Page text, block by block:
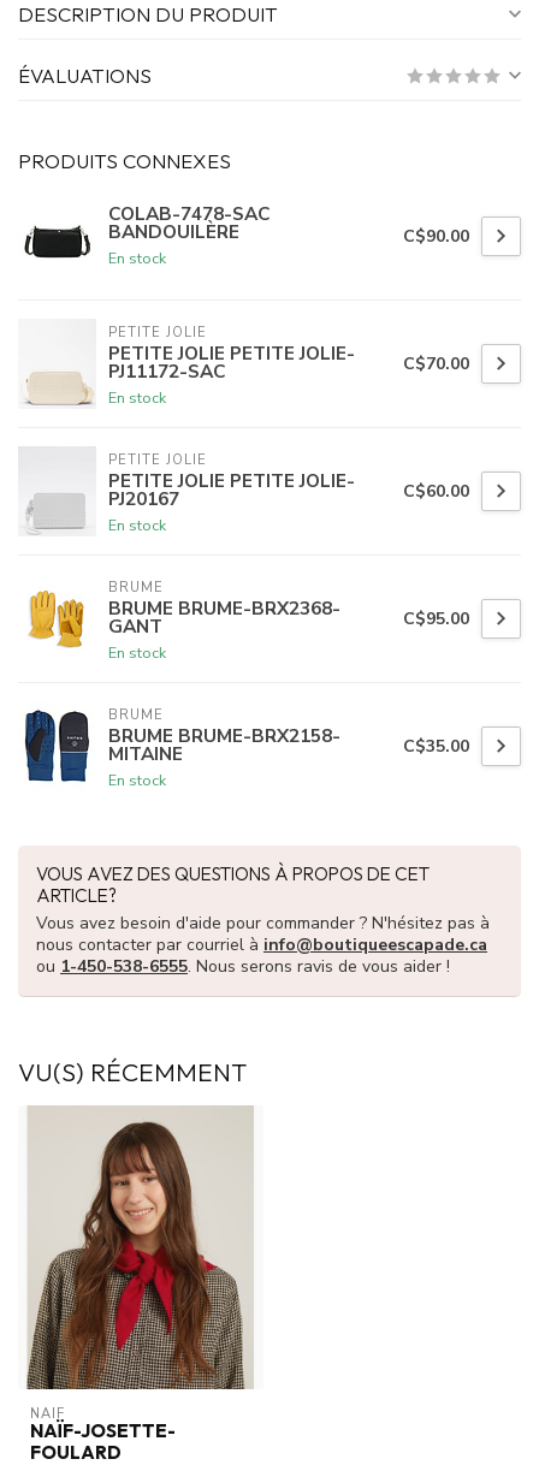
DESCRIPTION DU PRODUIT
ÉVALUATIONS
PRODUITS CONNEXES
COLAB-7478-SAC
BANDOUILÈRE
En stock
C$90.00
PETITE JOLIE
PETITE JOLIE PETITE JOLIE-
PJ11172-SAC
En stock
C$70.00
PETITE JOLIE
PETITE JOLIE PETITE JOLIE-
PJ20167
En stock
C$60.00
BRUME
BRUME BRUME-BRX2368-
GANT
En stock
C$95.00
BRUME
BRUME BRUME-BRX2158-
MITAINE
En stock
C$35.00
VOUS AVEZ DES QUESTIONS À PROPOS DE CET
ARTICLE?
Vous avez besoin d'aide pour commander ? N'hésitez pas à
nous contacter par courriel à info@boutiqueescapade.ca
ou 1-450-538-6555. Nous serons ravis de vous aider !
VU(S) RÉCEMMENT
NAIF
NAÏF-JOSETTE-
FOULARD